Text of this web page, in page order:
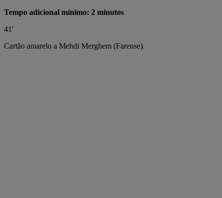
Tempo adicional mínimo: 2 minutos
41'
Cartão amarelo a Mehdi Merghem (Farense).